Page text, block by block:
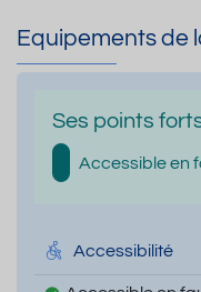
Equipements de
Ses points
Accessible en
Accessibilité